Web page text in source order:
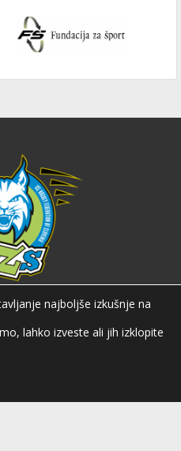
Slovenije
športna organizacija na področju
v različnih domačih in
pod njenim okriljem delujejo tudi
Ljubljana
najboljše izkušnje na
lahko izveste ali jih izklopite